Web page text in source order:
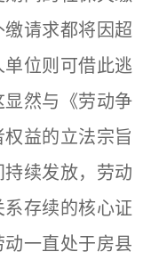
请求都将因超
位则可借此逃
然与《劳动争
益的立法宗旨
续发放，劳动
存续的核心证
一直处于房县